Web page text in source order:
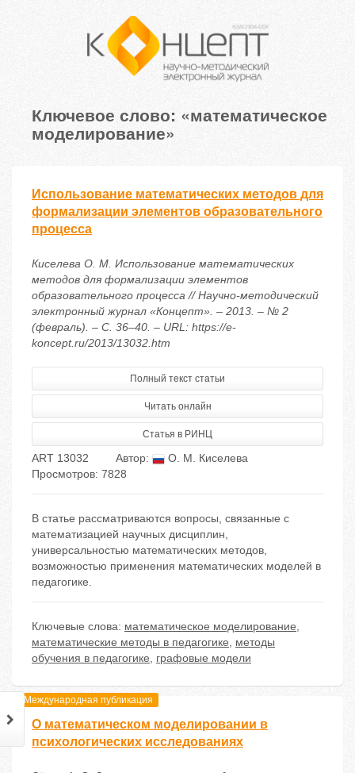
Ключевое слово: «математическое
моделирование»
Использование математических методов для
формализации элементов образовательного
процесса
Киселева О. М. Использование математических
методов для формализации элементов
образовательного процесса // Научно-методический
электронный журнал «Концепт». – 2013. – № 2
(февраль). – С. 36–40. – URL: https://e-
koncept.ru/2013/13032.htm
Полный текст статьи
Читать онлайн
Статья в РИНЦ
ART 13032 Автор:
О. М. Киселева
Просмотров: 7828
В статье рассматриваются вопросы, связанные с
математизацией научных дисциплин,
универсальностью математических методов,
возможностью применения математических моделей в
педагогике.
Ключевые слова: математическое моделирование,
математические методы в педагогике, методы
обучения в педагогике, графовые модели
Международная публикация
О математическом моделировании в
психологических исследованиях